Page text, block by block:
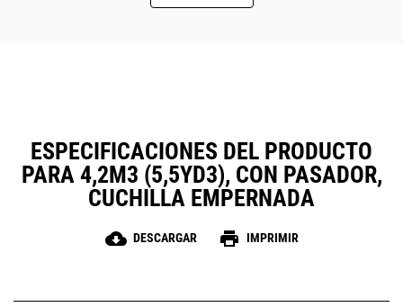
ESPECIFICACIONES DEL PRODUCTO
PARA 4,2M3 (5,5YD3), CON PASADOR,
CUCHILLA EMPERNADA
cloud_download DESCARGAR print IMPRIMIR